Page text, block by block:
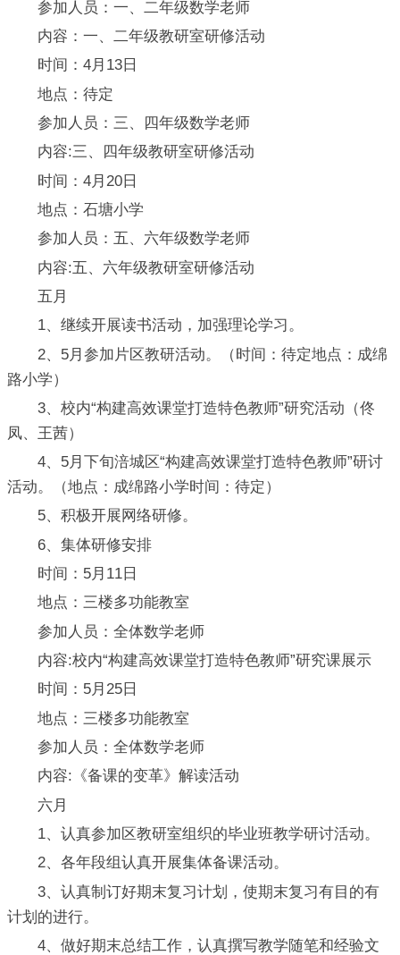
参加人员：一、二年级数学老师
内容：一、二年级教研室研修活动
时间：4月13日
地点：待定
参加人员：三、四年级数学老师
内容:三、四年级教研室研修活动
时间：4月20日
地点：石塘小学
参加人员：五、六年级数学老师
内容:五、六年级教研室研修活动
五月
1、继续开展读书活动，加强理论学习。
2、5月参加片区教研活动。（时间：待定地点：成绵
路小学）
3、校内“构建高效课堂打造特色教师”研究活动（佟
凤、王茜）
4、5月下旬涪城区“构建高效课堂打造特色教师”研讨
活动。（地点：成绵路小学时间：待定）
5、积极开展网络研修。
6、集体研修安排
时间：5月11日
地点：三楼多功能教室
参加人员：全体数学老师
内容:校内“构建高效课堂打造特色教师”研究课展示
时间：5月25日
地点：三楼多功能教室
参加人员：全体数学老师
内容:《备课的变革》解读活动
六月
1、认真参加区教研室组织的毕业班教学研讨活动。
2、各年段组认真开展集体备课活动。
3、认真制订好期末复习计划，使期末复习有目的有
计划的进行。
4、做好期末总结工作，认真撰写教学随笔和经验文